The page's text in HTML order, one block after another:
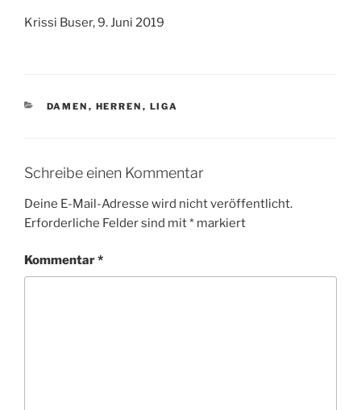
Krissi Buser, 9. Juni 2019
KATEGORIEN
DAMEN , HERREN , LIGA
Schreibe einen Kommentar
Deine E-Mail-Adresse wird nicht veröffentlicht.
Erforderliche Felder sind mit* markiert
Kommentar*